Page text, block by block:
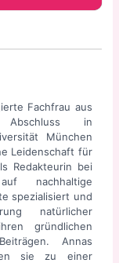
Fachfrau aus
in
München
Leidenschaft für
Redakteurin bei
nachhaltige
spezialisiert und
natürlicher
gründlichen
Annas
sie zu einer